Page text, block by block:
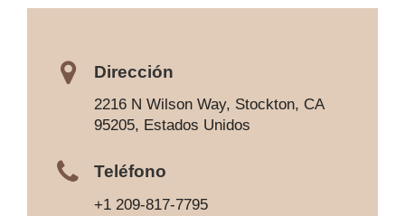
Dirección
2216 N Wilson Way, Stockton, CA
95205, Estados Unidos
Teléfono
+1 209-817-7795